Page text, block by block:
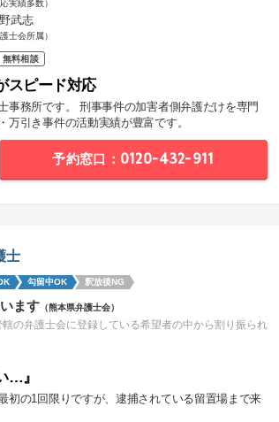
実績多数）
武志
士会所属）
無料相談
スピード対応
事務所です。 刑事事件の加害者側弁護だけを専門
引き事件の活動実績が豊富です。
予約窓口：0120-432-911
士
勾留中OK 釈放後NG
ます （熊本県弁護士会）
の弁護士会に登録している希望者の中から割り振られ
…』
初の1回限りですが、逮捕されている留置場まで来